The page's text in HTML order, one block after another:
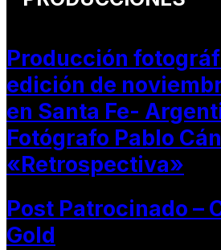
Producción
edición de
en Santa Fe-
Fotógrafo Pablo
«Retrospectiva»
Post Patrocinado –
Gold